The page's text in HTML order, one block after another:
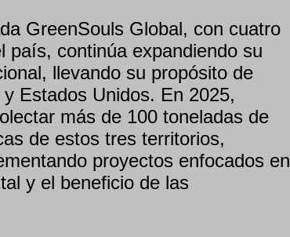
GreenSouls Global, con cuatro
país, continúa expandiendo su
llevando su propósito de
Estados Unidos. En 2025,
más de 100 toneladas de
de estos tres territorios,
proyectos enfocados en
y el beneficio de las